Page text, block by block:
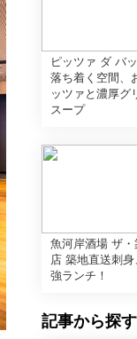
ピッツァ ダ バ
落ち着く空間、
ッツァと濃厚グ
スープ
魚河岸酒場 ザ
店 築地直送刺
強ランチ！
記事から探す